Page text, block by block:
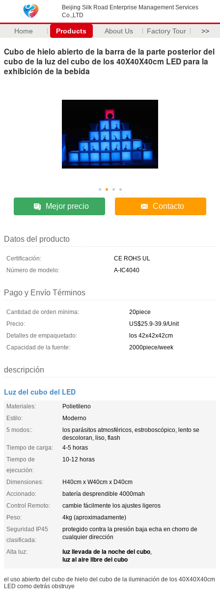
Beijing Silk Road Enterprise Management Services
Co.,LTD
Home Products About Us Factory Tour >>
Cubo de hielo abierto de la barra de la parte posterior del
cubo de la luz del cubo de los 40X40X40cm LED para la
exhibición de la bebida
Mejor precio Contacto
Datos del producto
Certificación:
CE ROHS UL
Número de modelo:
A-IC4040
Pago y Envío Términos
Cantidad de orden mínima:
20piece
Precio:
US$25.9-39.9/Unit
Detalles de empaquetado:
los 42x42x42cm
Capacidad de la fuente:
2000piece/week
descripción
Luz del cubo del LED
Materiales:
Polietileno
Estilo:
Moderno
5 modos::
los parásitos atmosféricos, estroboscópico, lento se
descoloran, liso, flash
Tiempo de carga:
4-5 horas
Tiempo de
ejecución:
10-12 horas
Dimensiones:
H40cm x W40cm x D40cm
Accionado:
batería desprendible 4000mah
Control Remoto:
cambie fácilmente los ajustes ligeros
Peso:
4kg (aproximadamente)
Seguridad IP45
clasificada:
protegido contra la presión baja echa en chorro de
cualquier dirección
Alta luz: luz llevada de la noche del cubo,
luz al aire libre del cubo
el uso abierto del cubo de hielo del cubo de la iluminación de los 40X40X40cm
LED como detrás obstruye